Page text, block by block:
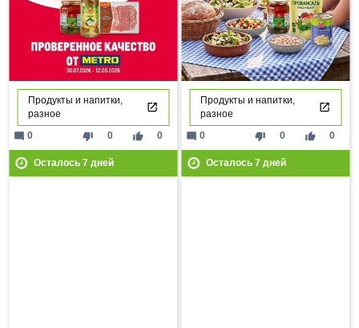
Продукты и напитки,
разное
thumb_down 0 thumb_up 0
mode_comment 0
Осталось 7дней
Продукты и напитки,
разное
thumb_down 0 thumb_up 0
mode_comment 0
Осталось 7дней